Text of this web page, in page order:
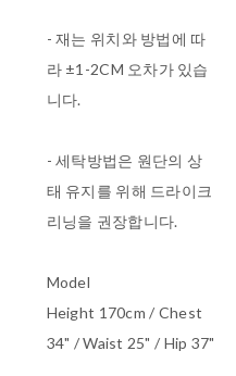
- 재는 위치와 방법에 따
라 ±1-2CM 오차가 있습
니다.
- 세탁방법은 원단의 상
태 유지를 위해 드라이크
리닝을 권장합니다.
Model
Height 170cm / Chest
34" / Waist 25" / Hip 37"